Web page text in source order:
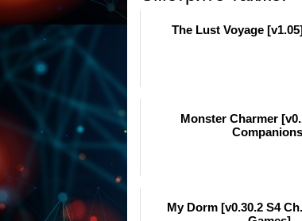
The Lust Voyage
Monster Charmer
My Dorm [v0.30.2 S4